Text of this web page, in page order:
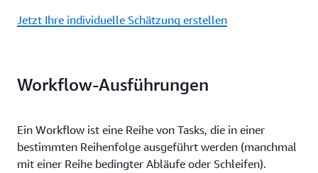
Jetzt Ihre individuelle Schätzung erstellen
Workflow-Ausführungen
Ein Workflow ist eine Reihe von Tasks, die in einer
bestimmten Reihenfolge ausgeführt werden (manchmal
mit einer Reihe bedingter Abläufe oder Schleifen).